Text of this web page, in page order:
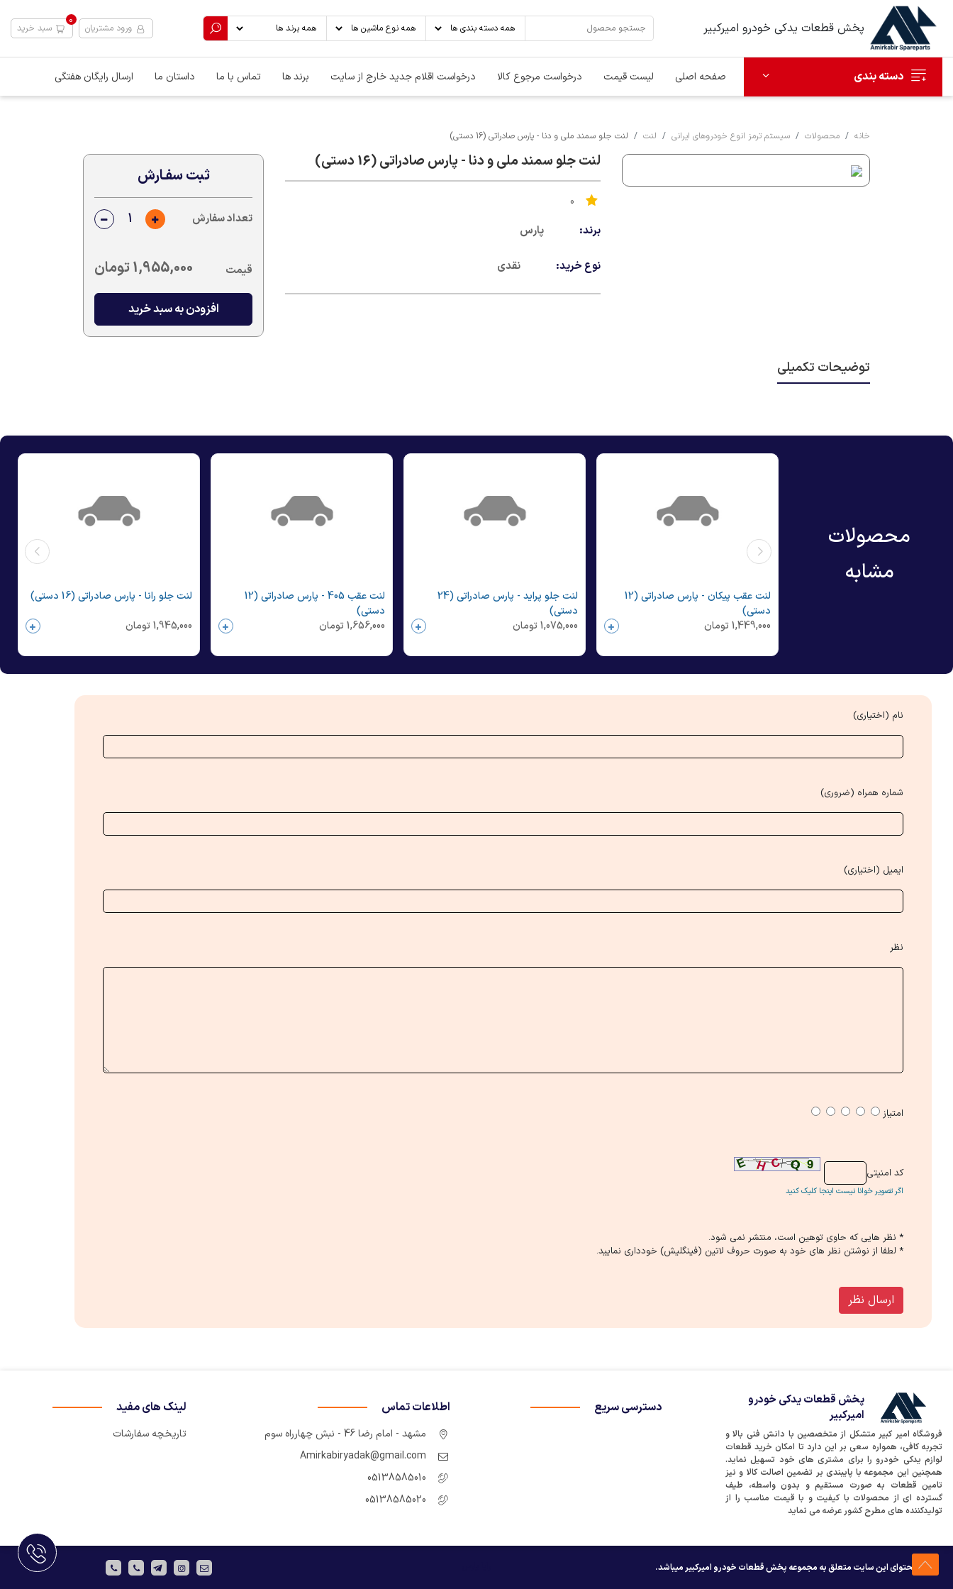
پخش قطعات یدکی خودرو امیرکبیر ورود مشتریان
0
سبد خرید
دسته بندی صفحه اصلی لیست قیمت درخواست مرجوع کالا درخواست اقلام جدید خارج از سایت برند ها تماس با ما داستان ما ارسال رایگان هفتگی
خانه محصولات سیستم ترمز انوع خودروهای ایرانی لنت لنت جلو سمند ملی و دنا - پارس صادراتی (16 دستی)
لنت جلو سمند ملی و دنا - پارس صادراتی (16 دستی)
0
برند: پارس
نوع خرید: نقدی
ثبت سفـارش
تعداد سفارش
قیمت 1,955,000تومان
افزودن به سبد خرید
توضیحات تکمیلی
محصولات
مشابه
لنت عقب پیکان - پارس صادراتی (12
دستی)
1,449,000 تومان
لنت جلو پراید - پارس صادراتی (24
دستی)
1,075,000 تومان
لنت عقب 405 - پارس صادراتی (12
دستی)
1,656,000 تومان
لنت جلو رانا - پارس صادراتی (16 دستی)
1,945,000 تومان
نام (اختیاری)
شماره همراه (ضروری)
ایمیل (اختیاری)
نظر
امتیاز
كد امنیتی
اگر تصویر خوانا نیست اینجا کلیک کنید
* نظر هایی كه حاوی توهین است، منتشر نمی شود.
* لطفا از نوشتن نظر های خود به صورت حروف لاتین (فینگلیش) خودداری نمایید.
ارسال نظر
پخش قطعات یدکی خودرو
امیرکبیر
فروشگاه امیر کبیر متشکل از متخصصین با دانش فنی بالا و
تجربه کافی، همواره سعی بر این دارد تا امکان خرید قطعات
لوازم یدکی خودرو را برای مشتری های خود تسهیل نماید.
همچنین این مجموعه با پایبندی بر تضمین اصالت کالا و نیز
تامین قطعات به صورت مستقیم و بدون واسطه، طیف
گسترده ای از محصولات با کیفیت و با قیمت مناسب را از
تولیدکننده های مطرح کشور عرضه می نماید
دسترسی سریع اطلاعات تماس
مشهد - امام رضا 46 - نبش چهارراه سوم
Amirkabiryadak@gmail.com
05138585010
05138585020
لینک های مفید
تاریخچه سفارشات
کلیه محتوای این سایت متعلق به مجموعه پخش قطعات خودرو امیرکبیر میباشد.